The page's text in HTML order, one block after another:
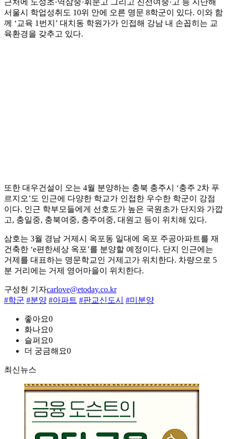
근처에 도성초·역삼중·휘문고 그리고 진선여중·고 등 지난해
서울시 학업성취도 10위 안에 오른 명문 8학군이 있다. 이와 함
께 ‘교육 1번지’ 대치동 학원가가 인접해 강남 내 손꼽히는 교
육환경을 갖추고 있다.
또한 대우건설이 오는 4월 분양하는 충북 충주시 ‘충주 2차 푸
르지오’도 인근에 다양한 학교가 인접한 우수한 학군이 강점
이다. 인근 학부모들에게 선호도가 높은 국원초가 단지와 가깝
고, 충일중, 충북여중, 충주여중, 대원고 등이 위치해 있다.
삼호는 3월 경남 거제시 옥포동 일대에 옥포 주공아파트를 재
건축한 ‘e편한세상 옥포’를 분양할 예정이다. 단지 인근에는
거제를 대표하는 명문학교인 거제고가 위치한다. 차량으로 5
분 거리에는 거제 영어마을이 위치한다.
구성헌 기자carlove@etoday.co.kr
#학군 #분양 #아파트 #판교신도시 #미분양
좋아요0
화나요0
슬퍼요0
더 궁금해요0
최신뉴스